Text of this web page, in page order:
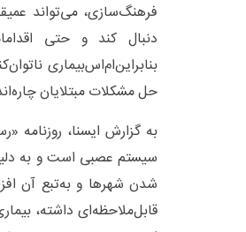
فرهنگ‌سازی، می‌تواند
دنبال کند و حتی
بنابراین‌ام‌اس‌بیماری
حل مشکلات مبتلایان
به گزارش ایسنا، روزنامه
سیستم عصبی است و به
شدن شهرها و به‌تبع آن
قابل‌ملاحظه‌ای داشته،